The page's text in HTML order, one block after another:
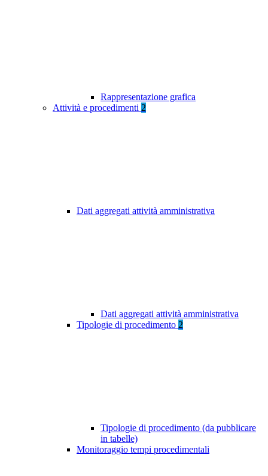
Rappresentazione grafica
Attività e procedimenti 2
Dati aggregati attività amministrativa
Dati aggregati attività amministrativa
Tipologie di procedimento 2
Tipologie di procedimento (da pubblicare
in tabelle)
Monitoraggio tempi procedimentali